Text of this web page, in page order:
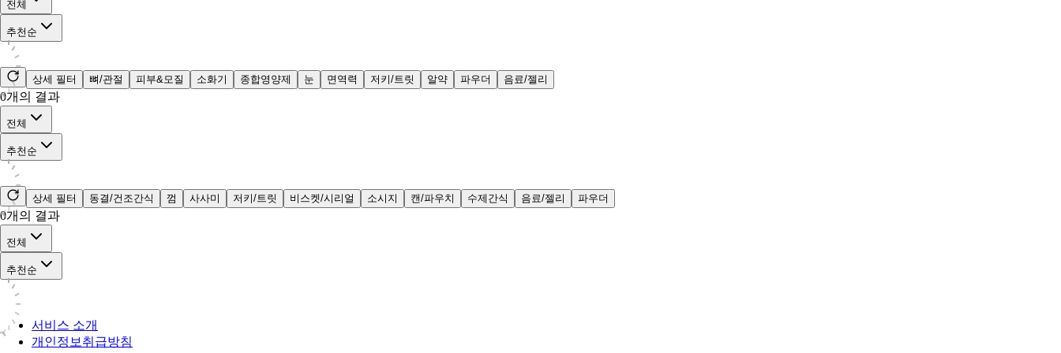
전체
추천순
상세 필터 뼈/관절 피부&모질 소화기 종합영양제 눈 면역력 저키/트릿 알약 파우더 음료/젤리
0개의 결과
전체
추천순
상세 필터 동결/건조간식 껌 사사미 저키/트릿 비스켓/시리얼 소시지 캔/파우치 수제간식 음료/젤리 파우더
0개의 결과
전체
추천순
서비스 소개
개인정보취급방침